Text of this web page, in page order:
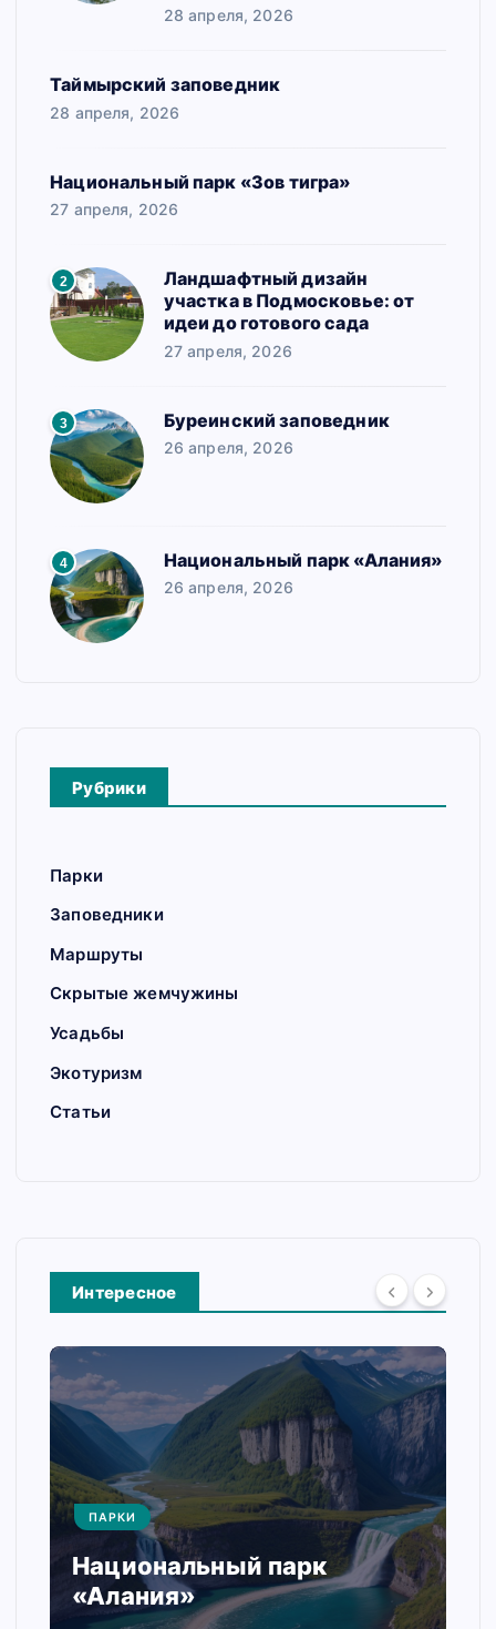
28 апреля, 2026
Таймырский заповедник
28 апреля, 2026
Национальный парк «Зов тигра»
27 апреля, 2026
2
Ландшафтный дизайн
участка в Подмосковье: от
идеи до готового сада
27 апреля, 2026
3 Буреинский заповедник
26 апреля, 2026
4 Национальный парк «Алания»
26 апреля, 2026
Рубрики
Парки
Заповедники
Маршруты
Скрытые жемчужины
Усадьбы
Экотуризм
Статьи
Интересное
ПАРКИ
Национальный парк
«Алания»